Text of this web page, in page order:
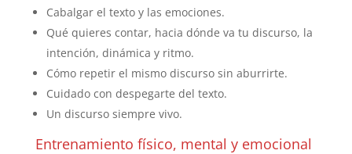
Cabalgar el texto y las emociones.
Qué quieres contar, hacia dónde va tu discurso, la
intención, dinámica y ritmo.
Cómo repetir el mismo discurso sin aburrirte.
Cuidado con despegarte del texto.
Un discurso siempre vivo.
Entrenamiento físico, mental y emocional